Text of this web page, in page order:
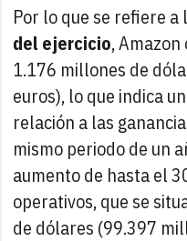
Por lo que se refiere a
del ejercicio,
1.176 millones de
euros), lo que indica un
relación a las
mismo periodo de un
aumento de hasta el
operativos, que se
de dólares (99.397